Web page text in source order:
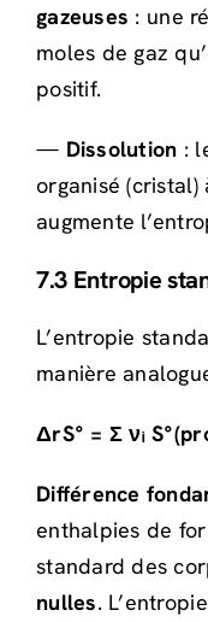
gazeuses : une
moles de gaz
positif.
— Dissolution :
organisé
augmente
7.3 Entropie
L’entropie
manière
ΔrS° = Σ νᵢ
Différence
enthalpies de
standard des
nulles.